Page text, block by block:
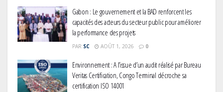
Gabon : Le gouvernement et la BAD renforcent les
capacités des acteurs du secteur public pour améliorer
la performance des projets
PAR SC AOÛT 1, 2026 0
Environnement : A l’issue d’un audit réalisé par Bureau
Veritas Certification, Congo Terminal décroche sa
certification ISO 14001